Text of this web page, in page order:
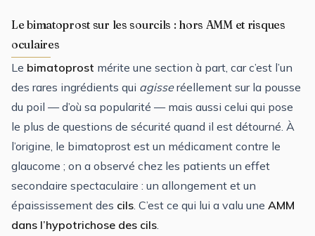
Le bimatoprost sur les sourcils : hors AMM et risques
oculaires
Le bimatoprost mérite une section à part, car c’est l’un
des rares ingrédients qui agisseréellement sur la pousse
du poil — d’où sa popularité — mais aussi celui qui pose
le plus de questions de sécurité quand il est détourné. À
l’origine, le bimatoprost est un médicament contre le
glaucome ; on a observé chez les patients un effet
secondaire spectaculaire : un allongement et un
épaississement des cils . C’est ce qui lui a valu une AMM
dans l’hypotrichose des cils